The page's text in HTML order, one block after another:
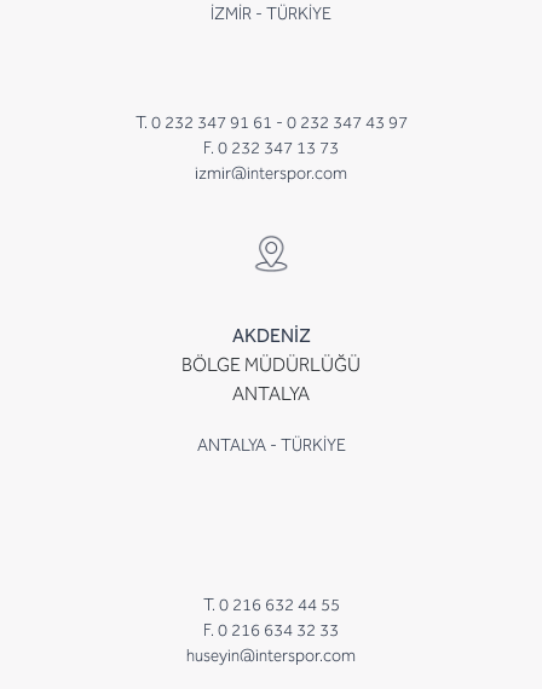
İZMİR - TÜRKİYE
T. 0 232 347 91 61 - 0 232 347 43 97
F. 0 232 347 13 73
izmir@interspor.com
AKDENİZ
BÖLGE MÜDÜRLÜĞÜ
ANTALYA
ANTALYA - TÜRKİYE
T. 0 216 632 44 55
F. 0 216 634 32 33
huseyin@interspor.com